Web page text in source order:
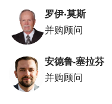
罗伊·莫斯
并购顾问
安德鲁-塞拉芬
并购顾问